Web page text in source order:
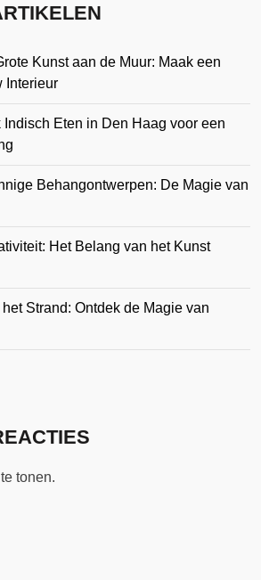
Kunst aan de Muur: Maak een
Interieur
Eten in Den Haag voor een
Behangontwerpen: De Magie van
Het Belang van het Kunst
Strand: Ontdek de Magie van
tonen.